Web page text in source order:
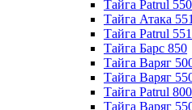
Тайга Patrul
Тайга Атака
Тайга Patrul
Тайга Барс 850
Тайга Варяг
Тайга Варяг
Тайга Patrul
Тайга Варяг